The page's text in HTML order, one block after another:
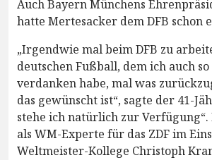
Auch Bayern Münchens
hatte Mertesacker dem DFB schon
„Irgendwie mal beim DFB zu
deutschen Fußball, dem ich auch
verdanken habe, mal was
das gewünscht ist“, sagte der 41-
stehe ich natürlich zur
als WM-Experte für das ZDF im
Weltmeister-Kollege Christoph